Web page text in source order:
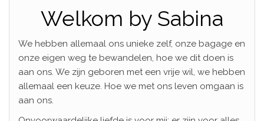
Welkom by Sabina
We hebben allemaal ons unieke zelf, onze bagage en
onze eigen weg te bewandelen, hoe we dit doen is
aan ons. We zijn geboren met een vrije wil, we hebben
allemaal een keuze. Hoe we met ons leven omgaan is
aan ons.